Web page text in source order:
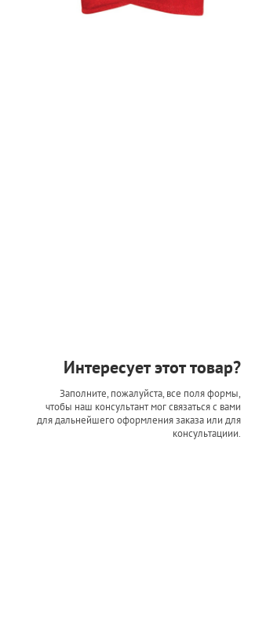
Интересует этот товар?
Заполните, пожалуйста, все поля формы,
чтобы наш консультант мог связаться с вами
для дальнейшего оформления заказа или для
консультациии.